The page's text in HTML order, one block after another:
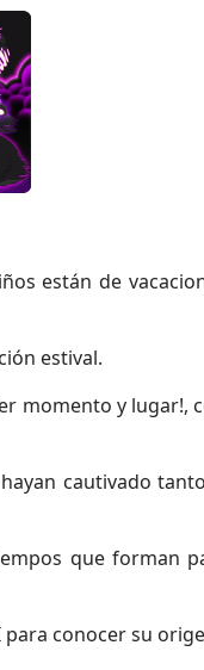
están de
estival.
momento y lugar!,
cautivado
que forman
para conocer su